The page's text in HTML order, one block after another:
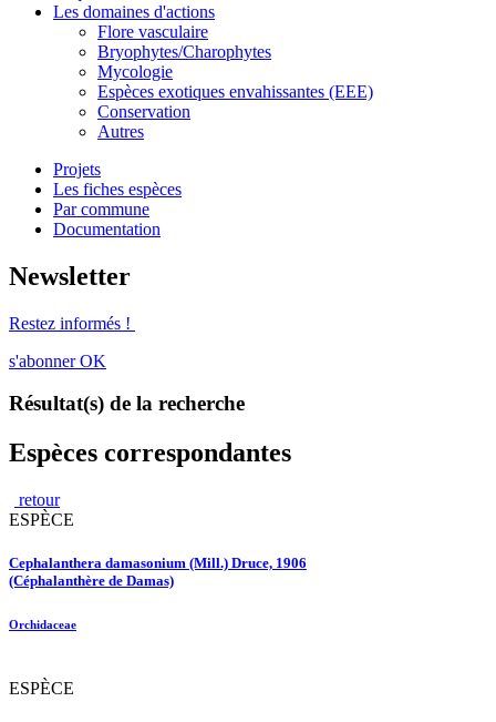
Les domaines d'actions
Flore vasculaire
Bryophytes/Charophytes
Mycologie
Espèces exotiques envahissantes (EEE)
Conservation
Autres
Projets
Les fiches espèces
Par commune
Documentation
Newsletter
Restez informés !
s'abonner OK
Résultat(s) de la recherche
Espèces correspondantes
retour
ESPÈCE
Cephalanthera damasonium (Mill.) Druce, 1906
(Céphalanthère de Damas)
Orchidaceae
ESPÈCE